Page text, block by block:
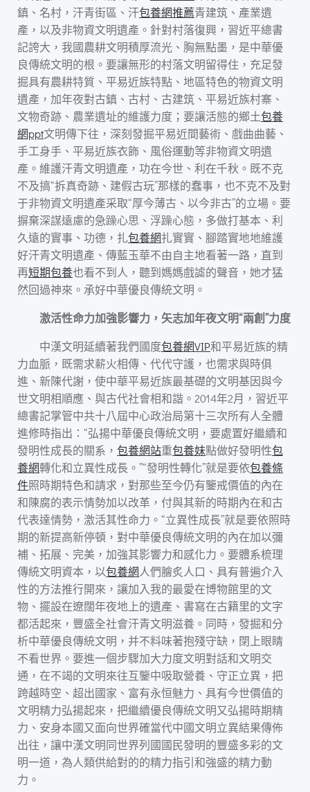
鎮、名村，汗青街區、汗包養網推薦青建筑、產業遺
產，以及非物資文明遺產。針對村落復興，習近平總書
記誇大，我國農耕文明積厚流光、胸無點墨，是中華優
良傳統文明的根。要讓無形的村落文明留得住，充足發
掘具有農耕特質、平易近族特點、地區特色的物資文明
遺產，加年夜對古鎮、古村、古建筑、平易近族村寨、
文物奇跡、農業遺址的維護力度；要讓活態的鄉土包養
網ppt文明傳下往，深刻發掘平易近間藝術、戲曲曲藝、
手工身手、平易近族衣飾、風俗運動等非物資文明遺
產。維護汗青文明遺產，功在今世、利在千秋。既不克
不及搞“拆真奇跡、建假古玩”那樣的蠢事，也不克不及對
于非物資文明遺產采取“厚今薄古、以今非古”的立場。要
摒棄深謀遠慮的急躁心思、浮躁心態，多做打基本、利
久遠的實事、功德，扎包養網扎實實、腳踏實地地維護
好汗青文明遺產、傳藍玉華不由自主地看著一路，直到
再短期包養也看不到人，聽到媽媽戲謔的聲音，她才猛
然回過神來。承好中華優良傳統文明。
激活性命力加強影響力，矢志加年夜文明“兩創”力度
中漢文明延續著我們國度包養網VIP和平易近族的精
力血脈，既需求薪火相傳、代代守護，也需求與時俱
進、新陳代謝，使中華平易近族最基礎的文明基因與今
世文明相順應、與古代社會相和諧。2014年2月，習近平
總書記掌管中共十八屆中心政治局第十三次所有人全體
進修時指出：“弘揚中華優良傳統文明，要處置好繼續和
發明性成長的關系， 包養網站重包養妹點做好發明性包
養網轉化和立異性成長。”“發明性轉化”就是要依包養條
件照時期特色和請求，對那些至今仍有鑒戒價值的內在
和陳腐的表示情勢加以改革，付與其新的時期內在和古
代表達情勢，激活其性命力。“立異性成長”就是要依照時
期的新提高新停頓，對中華優良傳統文明的內在加以彌
補、拓展、完美，加強其影響力和感化力。要體系梳理
傳統文明資本，以包養網人們膾炙人口、具有普遍介入
性的方法推行開來，讓加入我的最愛在博物館里的文
物、擺設在遼闊年夜地上的遺產、書寫在古籍里的文字
都活起來，豐盛全社會汗青文明滋養。同時，發掘和分
析中華優良傳統文明，并不料味著抱殘守缺，閉上眼睛
不看世界。要進一個步驟加大力度文明對話和文明交
通，在不竭的文明來往互鑒中吸取營養、守正立異，把
跨越時空、超出國家、富有永恒魅力、具有今世價值的
文明精力弘揚起來，把繼續優良傳統文明又弘揚時期精
力、安身本國又面向世界確當代中國文明立異結果傳佈
出往，讓中漢文明同世界列國國民發明的豐盛多彩的文
明一道，為人類供給對的的精力指引和強盛的精力動
力。